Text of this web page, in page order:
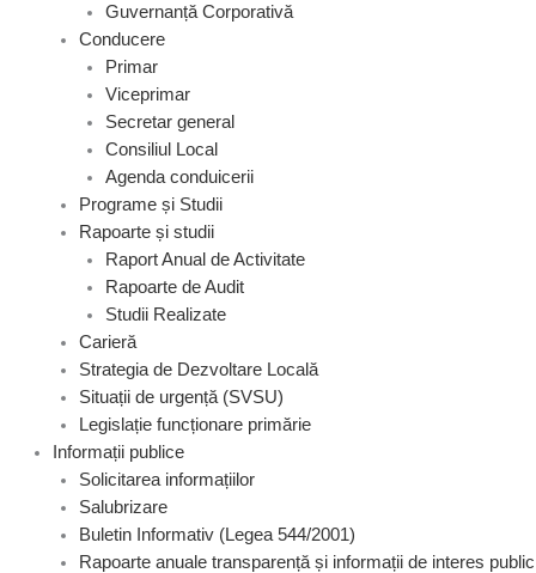
Guvernanță Corporativă
Conducere
Primar
Viceprimar
Secretar general
Consiliul Local
Agenda conduicerii
Programe și Studii
Rapoarte și studii
Raport Anual de Activitate
Rapoarte de Audit
Studii Realizate
Carieră
Strategia de Dezvoltare Locală
Situații de urgență (SVSU)
Legislație funcționare primărie
Informații publice
Solicitarea informațiilor
Salubrizare
Buletin Informativ (Legea 544/2001)
Rapoarte anuale transparență și informații de interes public